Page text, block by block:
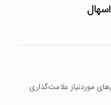
موردنیاز علامت‌گذاری